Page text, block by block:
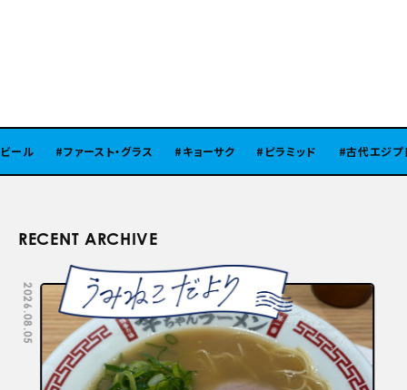
ール ファースト・グラス キョーサク ピラミッド 古代エジプト
RECENT ARCHIVE
2026.08.05